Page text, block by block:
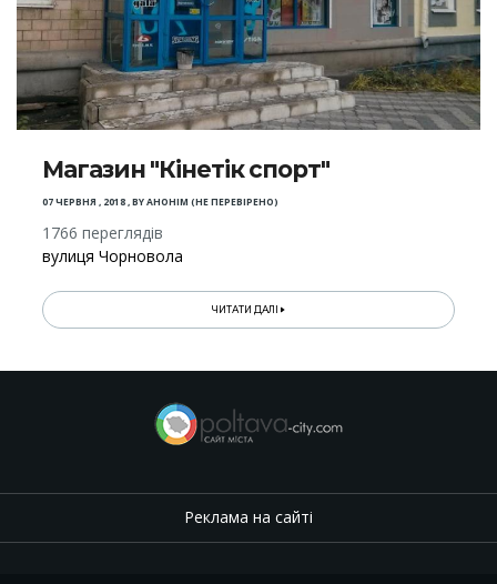
Магазин "Кінетік спорт"
07 ЧЕРВНЯ , 2018,BYАНОНІМ (НЕ ПЕРЕВІРЕНО)
1766 переглядів
вулиця Чорновола
ЧИТАТИ ДАЛІ
Реклама на сайті